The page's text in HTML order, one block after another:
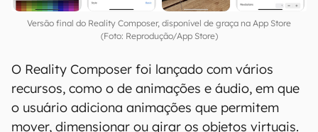
Versão final do Reality Composer, disponível de graça na App Store
(Foto: Reprodução/App Store)
O Reality Composer foi lançado com vários
recursos, como o de animações e áudio, em que
o usuário adiciona animações que permitem
mover, dimensionar ou girar os objetos virtuais.